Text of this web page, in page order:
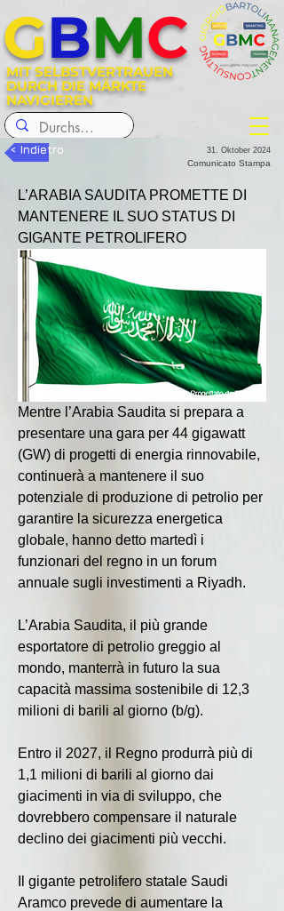
MIT SELBSTVERTRAUEN
DURCH DIE MÄRKTE
NAVIGIEREN
GBMC
< Indietro 31. Oktober 2024
Comunicato Stampa
L’ARABIA SAUDITA PROMETTE DI
MANTENERE IL SUO STATUS DI
GIGANTE PETROLIFERO
Mentre l’Arabia Saudita si prepara a
presentare una gara per 44 gigawatt
(GW) di progetti di energia rinnovabile,
continuerà a mantenere il suo
potenziale di produzione di petrolio per
garantire la sicurezza energetica
globale, hanno detto martedì i
funzionari del regno in un forum
annuale sugli investimenti a Riyadh.
L’Arabia Saudita, il più grande
esportatore di petrolio greggio al
mondo, manterrà in futuro la sua
capacità massima sostenibile di 12,3
milioni di barili al giorno (b/g).
Entro il 2027, il Regno produrrà più di
1,1 milioni di barili al giorno dai
giacimenti in via di sviluppo, che
dovrebbero compensare il naturale
declino dei giacimenti più vecchi.
Il gigante petrolifero statale Saudi
Aramco prevede di aumentare la